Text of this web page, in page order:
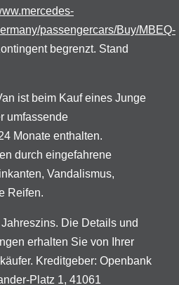
passengercars/Buy/MBEQ-
begrenzt. Stand
ist beim Kauf eines Junge
umfassende
Monate enthalten.
durch eingefahrene
Vandalismus,
Reifen.
Die Details und
erhalten Sie von Ihrer
Kreditgeber: Openbank
Platz 1, 41061